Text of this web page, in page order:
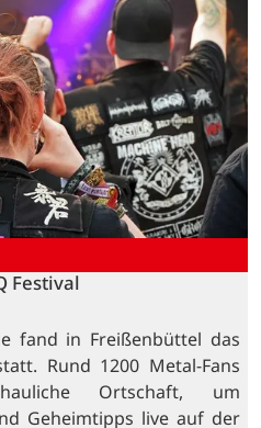
Festival
fand in Freißenbüttel das
Rund 1200 Metal-Fans
Ortschaft, um
Geheimtipps live auf der